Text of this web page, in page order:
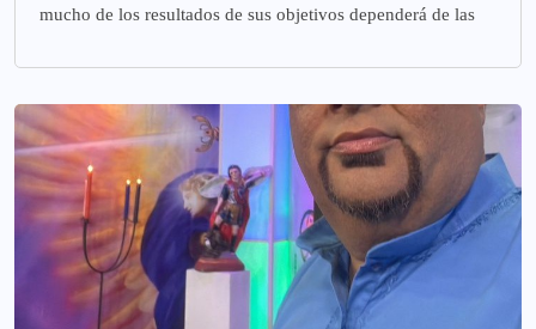
mucho de los resultados de sus objetivos dependerá de las